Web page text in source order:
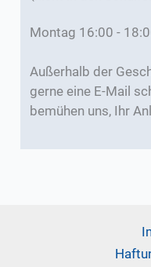
Montag 16:00 -
Außerhalb der
gerne eine E-Mail
bemühen uns, Ihr